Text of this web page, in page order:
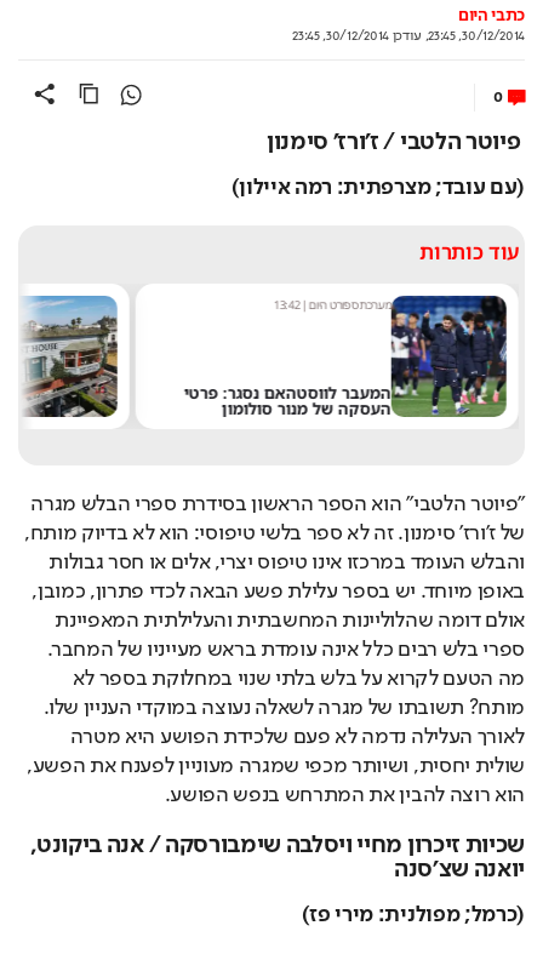
כתבי היום
30/12/2014, 23:45
,עודכן30/12/2014, 23:45
0
פיוטר הלטבי / ז'ורז' סימנון
(עם עובד; מצרפתית: רמה איילון)
עוד כותרות
מערכת ספורט היום|
13:42
המעבר לווסטהאם נסגר: פרטי
העסקה של מנור סולומון
"פיוטר הלטבי" הוא הספר הראשון בסידרת ספרי הבלש מגרה
של ז'ורז' סימנון. זה לא ספר בלשי טיפוסי: הוא לא בדיוק מותח,
והבלש העומד במרכזו אינו טיפוס יצרי, אלים או חסר גבולות
באופן מיוחד. יש בספר עלילת פשע הבאה לכדי פתרון, כמובן,
אולם דומה שהלוליינות המחשבתית והעלילתית המאפיינת
ספרי בלש רבים כלל אינה עומדת בראש מעייניו של המחבר.
מה הטעם לקרוא על בלש בלתי שנוי במחלוקת בספר לא
מותח? תשובתו של מגרה לשאלה נעוצה במוקדי העניין שלו.
לאורך העלילה נדמה לא פעם שלכידת הפושע היא מטרה
שולית יחסית, ושיותר מכפי שמגרה מעוניין לפענח את הפשע,
הוא רוצה להבין את המתרחש בנפש הפושע.
שכיות זיכרון מחיי ויסלבה שימבורסקה / אנה ביקונט,
יואנה שצ'סנה
(כרמל; מפולנית: מירי פז)